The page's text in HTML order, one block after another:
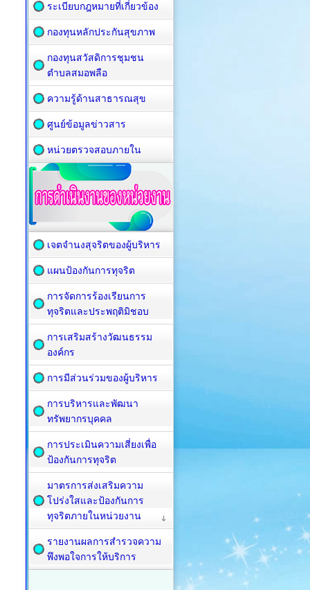
ระเบียบกฎหมายที่เกี่ยวข้อง
กองทุนหลักประกันสุขภาพ
กองทุนสวัสดิการชุมชน
ตำบลสมอพลือ
ความรู้ด้านสาธารณสุข
ศูนย์ข้อมูลข่าวสาร
หน่วยตรวจสอบภายใน
เจตจำนงสุจริตของผู้บริหาร
แผนป้องกันการทุจริต
การจัดการร้องเรียนการ
ทุจริตและประพฤติมิชอบ
การเสริมสร้างวัฒนธรรม
องค์กร
การมีส่วนร่วมของผู้บริหาร
การบริหารและพัฒนา
ทรัพยากรบุคคล
การประเมินความเสี่ยงเพื่อ
ป้องกันการทุจริต
มาตรการส่งเสริมความ
โปร่งใสและป้องกันการ
ทุจริตภายในหน่วยงาน
รายงานผลการสำรวจความ
พึงพอใจการให้บริการ